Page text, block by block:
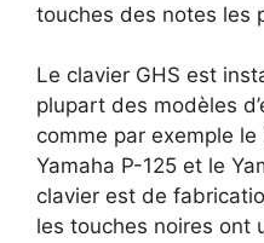
touches des notes les
Le clavier GHS est
plupart des modèles
comme par exemple le
Yamaha P-125 et le
clavier est de
les touches noires ont